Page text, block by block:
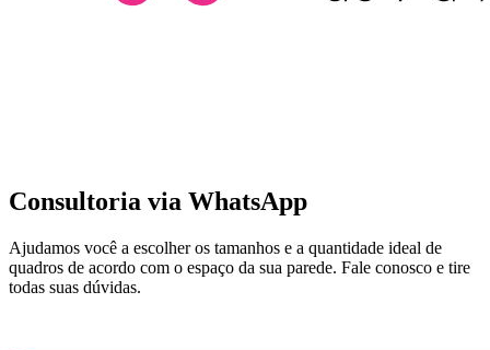
Consultoria via WhatsApp
Ajudamos você a escolher os tamanhos e a quantidade ideal de
quadros de acordo com o espaço da sua parede. Fale conosco e tire
todas suas dúvidas.